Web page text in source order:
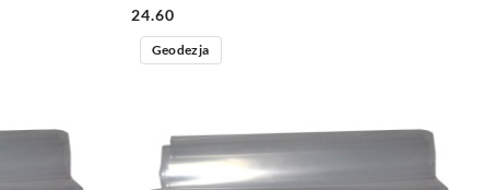
Cena:
Cena:
24.60
Geodezja